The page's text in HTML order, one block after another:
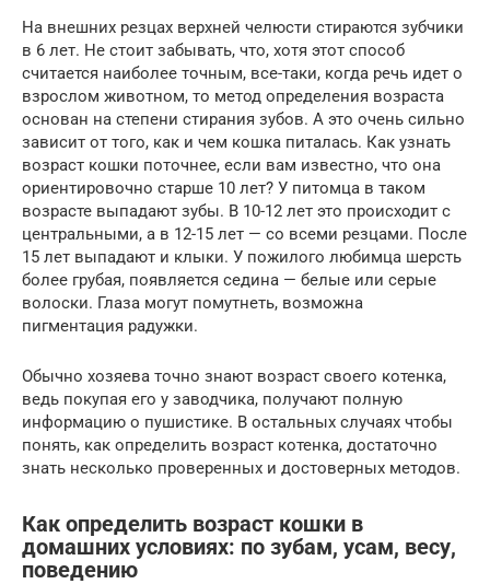
На внешних резцах верхней челюсти стираются зубчики
в 6 лет. Не стоит забывать, что, хотя этот способ
считается наиболее точным, все-таки, когда речь идет о
взрослом животном, то метод определения возраста
основан на степени стирания зубов. А это очень сильно
зависит от того, как и чем кошка питалась. Как узнать
возраст кошки поточнее, если вам известно, что она
ориентировочно старше 10 лет? У питомца в таком
возрасте выпадают зубы. В 10-12 лет это происходит с
центральными, а в 12-15 лет — со всеми резцами. После
15 лет выпадают и клыки. У пожилого любимца шерсть
более грубая, появляется седина — белые или серые
волоски. Глаза могут помутнеть, возможна
пигментация радужки.
Обычно хозяева точно знают возраст своего котенка,
ведь покупая его у заводчика, получают полную
информацию о пушистике. В остальных случаях чтобы
понять, как определить возраст котенка, достаточно
знать несколько проверенных и достоверных методов.
Как определить возраст кошки в
домашних условиях: по зубам, усам, весу,
поведению